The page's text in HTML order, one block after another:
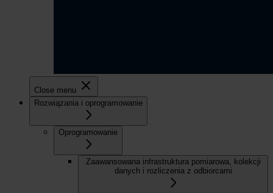
Close menu
Rozwiązania i oprogramowanie
Oprogramowanie
Zaawansowana infrastruktura pomiarowa, kolekcji
danych i rozliczenia z odbiorcami